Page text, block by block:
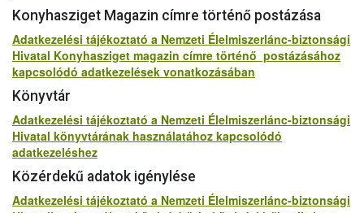
Konyhasziget Magazin címre történő postázása
Adatkezelési tájékoztató a Nemzeti Élelmiszerlánc-biztonsági
Hivatal Konyhasziget magazin címre történő postázásához
kapcsolódó adatkezelések vonatkozásában
Könyvtár
Adatkezelési tájékoztató a Nemzeti Élelmiszerlánc-biztonsági
Hivatal könyvtárának használatához kapcsolódó
adatkezeléshez
Közérdekű adatok igénylése
Adatkezelési tájékoztató a Nemzeti Élelmiszerlánc-biztonsági